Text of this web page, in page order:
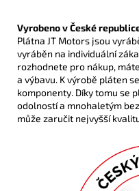
Vyrobeno v České
Plátna JT Motors jsou
vyráběn na individuální
rozhodnete pro nákup,
a výbavu. K výrobě pláten
komponenty. Díky tomu se
odolností a mnohaletým
může zaručit nejvyšší